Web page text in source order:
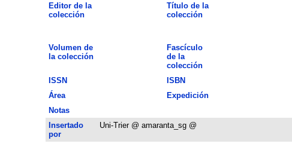
Editor de la
colección
Título de la
colección
Volumen de
la colección
Fascículo
de la
colección
ISSN ISBN
Área
Expedición
Notas
Insertado
por
Uni-Trier @ amaranta_sg @